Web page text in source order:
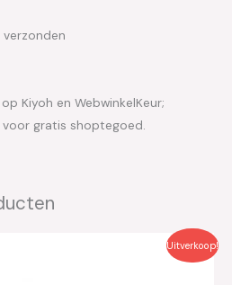
verzonden
Kiyoh en WebwinkelKeur;
voor gratis shoptegoed.
Uitverkoop!